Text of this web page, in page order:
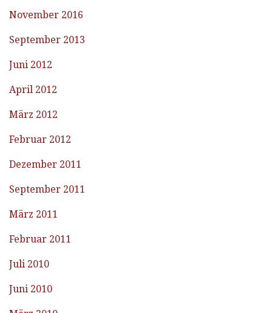
November 2016
September 2013
Juni 2012
April 2012
März 2012
Februar 2012
Dezember 2011
September 2011
März 2011
Februar 2011
Juli 2010
Juni 2010